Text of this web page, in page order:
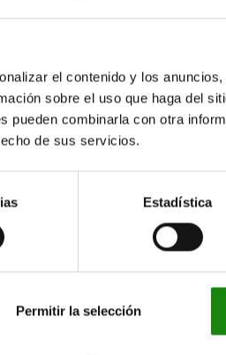
el contenido y los
sobre el uso que haga del
pueden combinarla con otra
de sus servicios.
Estadística
Permitir la selección
Torneado con
8
Torneado con
precisión
10
precisión
14
precisión